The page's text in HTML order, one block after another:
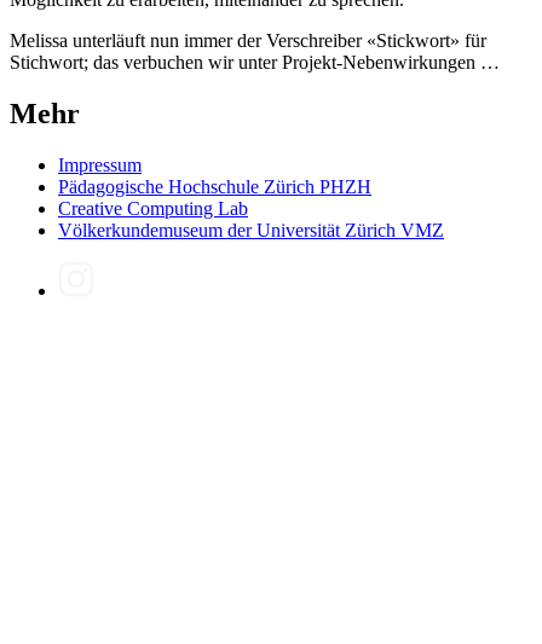
Melissa unterläuft nun immer der Verschreiber «Stickwort» für
Stichwort; das verbuchen wir unter Projekt-Nebenwirkungen …
Mehr
Impressum
Pädagogische Hochschule Zürich PHZH
Creative Computing Lab
Völkerkundemuseum der Universität Zürich VMZ